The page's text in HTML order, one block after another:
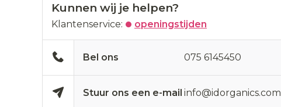
Kunnen wij je helpen?
Klantenservice: openingstijden
Bel ons 075 6145450
Stuur ons een e-mail info@idorganics.com